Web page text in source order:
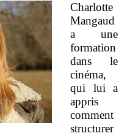
Charlotte
Mangaud
a une
formation
dans le
cinéma,
qui lui a
appris
comment
structurer